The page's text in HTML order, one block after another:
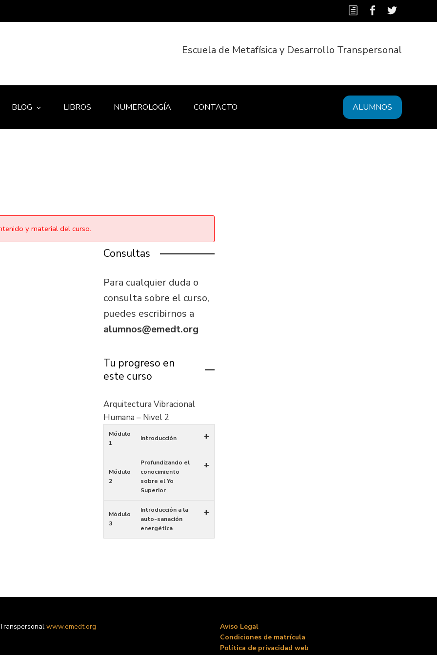
Escuela de Metafísica y Desarrollo Transpersonal
BLOG LIBROS NUMEROLOGÍA CONTACTO ALUMNOS
y material del curso.
Consultas
Para cualquier duda o
consulta sobre el curso,
puedes escribirnos a
alumnos@emedt.org
Tu progreso en
este curso
Arquitectura Vibracional
Humana – Nivel 2
Módulo
1
Introducción +
Módulo
2
Profundizando el
conocimiento
sobre el Yo
Superior
+
Módulo
3
Introducción a la
auto-sanación
energética
+
www.emedt.org
Aviso Legal
Condiciones de matrícula
Política de privacidad web